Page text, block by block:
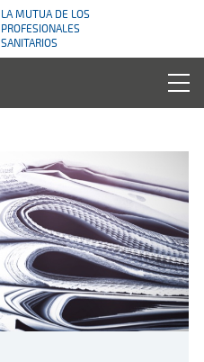
LA MUTUA DE LOS
PROFESIONALES
SANITARIOS